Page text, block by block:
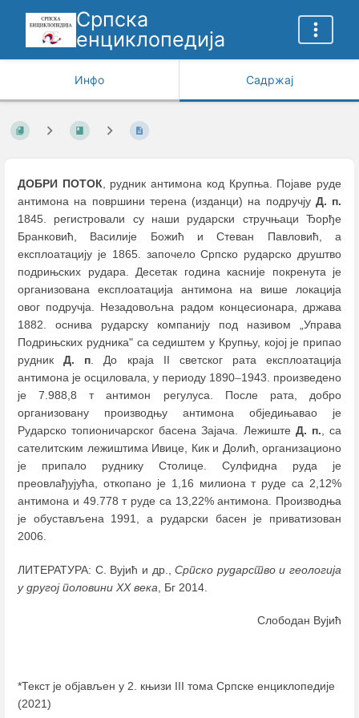
Српска
енциклопедија
Инфо Садржај
ДОБРИ ПОТОК, рудник антимона код Крупња. Појаве руде
антимона на површини терена (изданци) на подручју Д. п.
1845. регистровали су наши рударски стручњаци Ђорђе
Бранковић, Василије Божић и Стеван Павловић, а
експлоатацију је 1865. започело Српско рударско друштво
подрињских рудара. Десетак година касније покренута је
организована експлоатација антимона на више локација
овог подручја. Незадовољна радом концесионара, држава
1882. оснива рударску компанију под називом „Управа
Подрињских рудника" са седиштем у Крупњу, којој је припао
рудникД. п. До краја II светског рата експлоатација
антимона је осциловала, у периоду 1890–1943. произведено
је 7.988,8 т антимон регулуса. После рата, добро
организовану производњу антимона обједињавао је
Рударско топионичарског басена Зајача. Лежиште Д. п., са
сателитским лежиштима Ивице, Кик и Долић, организационо
је припало руднику Столице. Сулфидна руда је
преовлађујућа, откопано је 1,16 милиона т руде са 2,12%
антимона и 49.778 т руде са 13,22% антимона. Производња
је обустављена 1991, а рударски басен је приватизован
2006.
ЛИТЕРАТУРА: С. Вујић и др.,Српско рударство и геологија
у другој половини ХХ века , Бг 2014.
Слободан Вујић
*Текст је објављен у 2. књизи III тома Српске енциклопедије
(2021)